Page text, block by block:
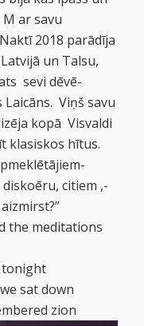
ar savu
2018 parādīja
un Talsu,
sevi dēvē-
Viņš savu
kopā Visvaldi
klasiskos hītus.
citiem ,-
the meditations
tonight
sat down
zion